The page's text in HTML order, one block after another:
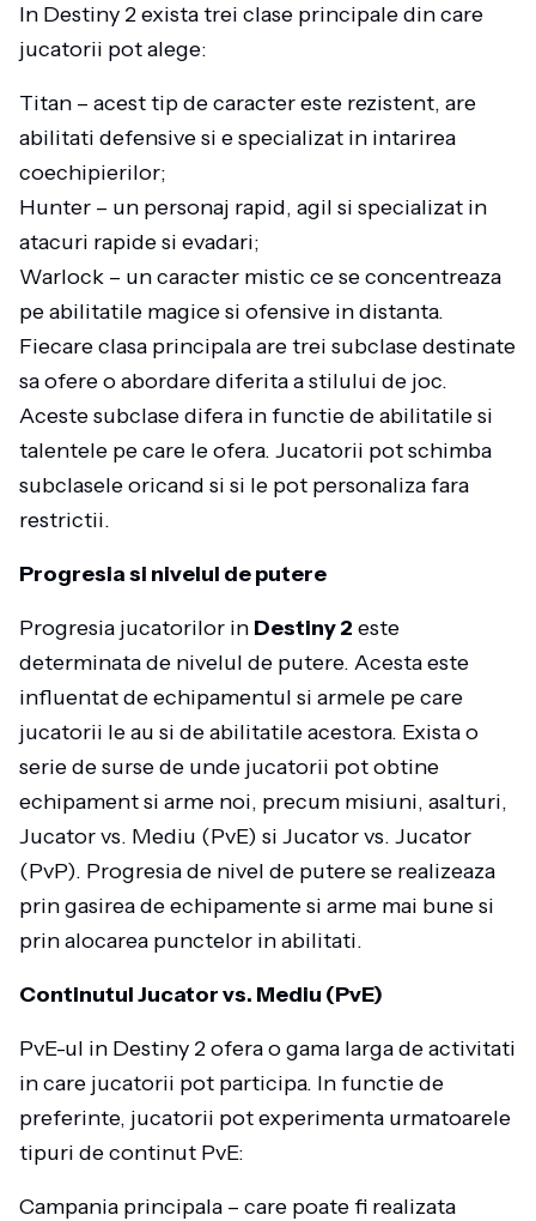
In Destiny 2 exista trei clase principale din care
jucatorii pot alege:
Titan – acest tip de caracter este rezistent, are
abilitati defensive si e specializat in intarirea
coechipierilor;
Hunter – un personaj rapid, agil si specializat in
atacuri rapide si evadari;
Warlock – un caracter mistic ce se concentreaza
pe abilitatile magice si ofensive in distanta.
Fiecare clasa principala are trei subclase destinate
sa ofere o abordare diferita a stilului de joc.
Aceste subclase difera in functie de abilitatile si
talentele pe care le ofera. Jucatorii pot schimba
subclasele oricand si si le pot personaliza fara
restrictii.
Progresia si nivelul de putere
Progresia jucatorilor in Destiny 2 este
determinata de nivelul de putere. Acesta este
influentat de echipamentul si armele pe care
jucatorii le au si de abilitatile acestora. Exista o
serie de surse de unde jucatorii pot obtine
echipament si arme noi, precum misiuni, asalturi,
Jucator vs. Mediu (PvE) si Jucator vs. Jucator
(PvP). Progresia de nivel de putere se realizeaza
prin gasirea de echipamente si arme mai bune si
prin alocarea punctelor in abilitati.
Continutul Jucator vs. Mediu (PvE)
PvE-ul in Destiny 2 ofera o gama larga de activitati
in care jucatorii pot participa. In functie de
preferinte, jucatorii pot experimenta urmatoarele
tipuri de continut PvE:
Campania principala – care poate fi realizata